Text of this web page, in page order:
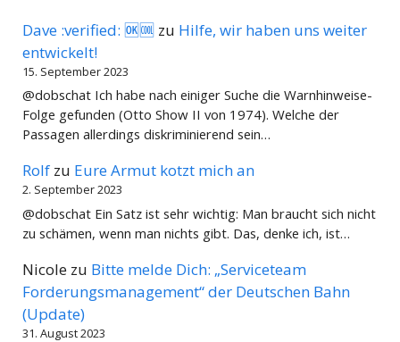
Dave :verified: 🆗🆒 zu Hilfe, wir haben uns weiter
entwickelt!
15. September 2023
@dobschat Ich habe nach einiger Suche die Warnhinweise-
Folge gefunden (Otto Show II von 1974). Welche der
Passagen allerdings diskriminierend sein…
Rolf zu Eure Armut kotzt mich an
2. September 2023
@dobschat Ein Satz ist sehr wichtig: Man braucht sich nicht
zu schämen, wenn man nichts gibt. Das, denke ich, ist…
Nicole zu Bitte melde Dich: „Serviceteam
Forderungsmanagement“ der Deutschen Bahn
(Update)
31. August 2023